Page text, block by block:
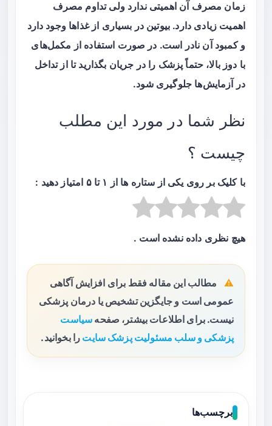
زمان مصرف آن اهمیتی ندارد ولی تداوم مصرف
اهمیت زیادی دارد. بیوتین در بسیاری از غذاها وجود دارد
و کمبود آن نادر است. در صورت استفاده از مکمل‌های
با دوز بالا، حتماً پزشک را در جریان بگذارید تا از تداخل
در آزمایش‌ها جلوگیری شود.
نظر شما در مورد این مطلب
چیست ؟
با کلیک بر روی یکی از ستاره ها از ۱ تا ۵ امتیاز دهید :
هیچ نظری داده نشده است .
مطالب این مقاله فقط برای افزایش آگاهی
عمومی است و جایگزین تشخیص یا درمان پزشکی
نیست. برای اطلاعات بیشتر، صفحه سیاست
پزشکی و سلب مسئولیت پزشک سایت را بخوانید.
برچسب‌ها